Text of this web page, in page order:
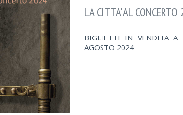
LA CITTA' AL CONCERTO
BIGLIETTI IN VENDITA
AGOSTO 2024